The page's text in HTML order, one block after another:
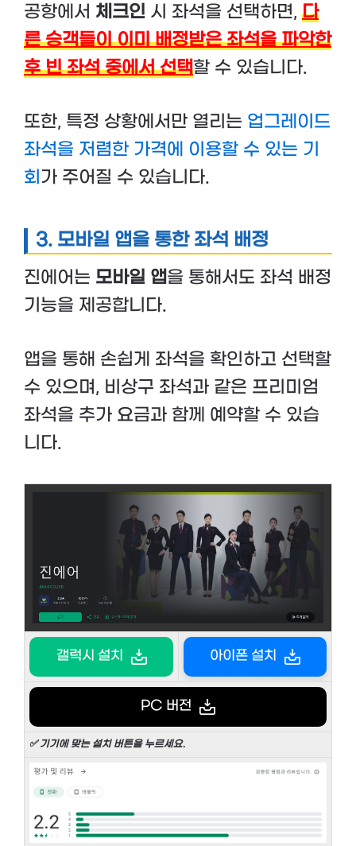
공항에서 체크인 시 좌석을 선택하면, 다
른 승객들이 이미 배정받은 좌석을 파악한
후 빈 좌석 중에서 선택할 수 있습니다.
또한, 특정 상황에서만 열리는 업그레이드
좌석을 저렴한 가격에 이용할 수 있는 기
회 가 주어질 수 있습니다.
3. 모바일 앱을 통한 좌석 배정
진에어는 모바일 앱을 통해서도 좌석 배정
기능을 제공합니다.
앱을 통해 손쉽게 좌석을 확인하고 선택할
수 있으며, 비상구 좌석과 같은 프리미엄
좌석을 추가 요금과 함께 예약할 수 있습
니다.
갤럭시 설치 아이폰 설치
PC 버전
✅ 기기에 맞는 설치 버튼을 누르세요.